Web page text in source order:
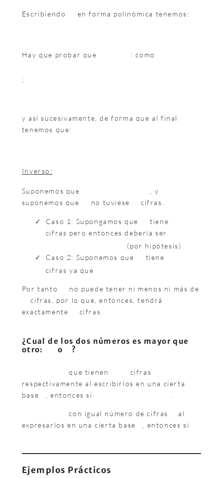
Escribiendo en forma polinómica tenemos:
Hay que probar que : como
;
y así sucesivamente, de forma que al final
tenemos que:
Inverso:
Suponemos que
, y
suponemos que
no tuviese cifras.
Caso 1: Supongamos que
tiene
cifras pero entonces debería ser
(por hipótesis)
Caso 2: Suponemos que
tiene
cifras ya que
Por tanto
no puede tener ni menos ni más de
cifras, por lo que, entonces, tendrá
exactamente
cifras.
¿Cual de los dos números es mayor que
otro:
o ?
que tienen
cifras
respectivamente al escribirlos en una cierta
base
, entonces si
con igual número de cifras
al
expresarlos en una cierta base
, entonces si
Ejemplos Prácticos